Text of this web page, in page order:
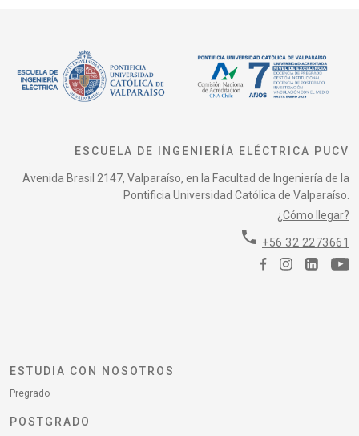
ESCUELA DE INGENIERÍA ELÉCTRICA PUCV
Avenida Brasil 2147, Valparaíso, en la Facultad de Ingeniería de la
Pontificia Universidad Católica de Valparaíso.
¿Cómo llegar?
phone +56 32 2273661
ESTUDIA CON NOSOTROS
Pregrado
POSTGRADO